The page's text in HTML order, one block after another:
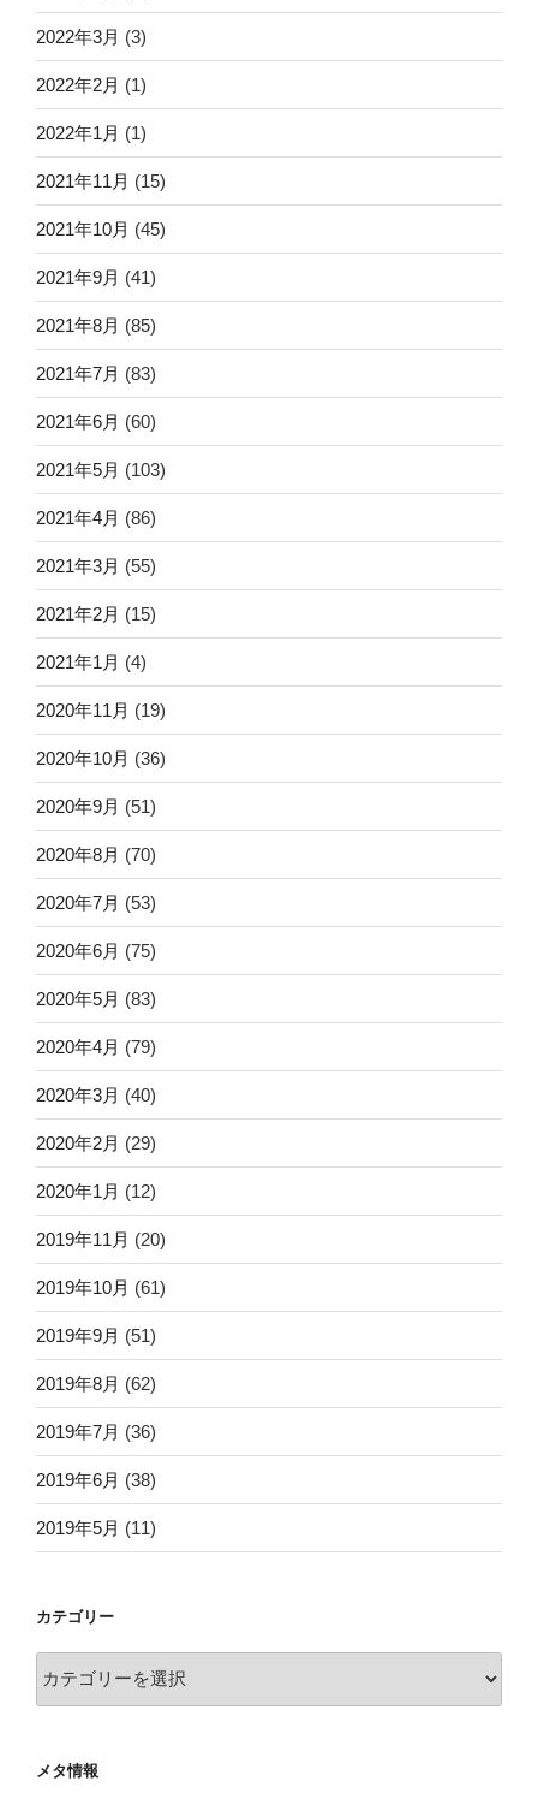
2022年3月 (3)
2022年2月 (1)
2022年1月 (1)
2021年11月 (15)
2021年10月 (45)
2021年9月 (41)
2021年8月 (85)
2021年7月 (83)
2021年6月 (60)
2021年5月 (103)
2021年4月 (86)
2021年3月 (55)
2021年2月 (15)
2021年1月 (4)
2020年11月 (19)
2020年10月 (36)
2020年9月 (51)
2020年8月 (70)
2020年7月 (53)
2020年6月 (75)
2020年5月 (83)
2020年4月 (79)
2020年3月 (40)
2020年2月 (29)
2020年1月 (12)
2019年11月 (20)
2019年10月 (61)
2019年9月 (51)
2019年8月 (62)
2019年7月 (36)
2019年6月 (38)
2019年5月 (11)
カテゴリー
テ
ー
メタ情報